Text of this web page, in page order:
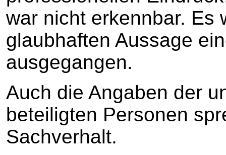
war nicht erkennbar. Es
glaubhaften Aussage
ausgegangen.
Auch die Angaben der
beteiligten Personen
Sachverhalt.